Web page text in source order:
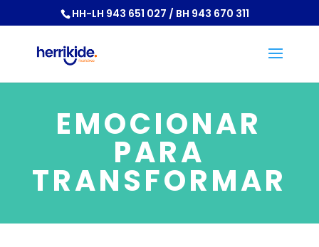
HH-LH 943 651 027 / BH 943 670 311
EMOCIONAR
PARA
TRANSFORMAR